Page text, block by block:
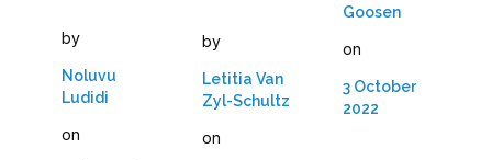
by
Noluvu
Ludidi
on
by
Letitia Van
Zyl-Schultz
on
Goosen
on
3 October
2022